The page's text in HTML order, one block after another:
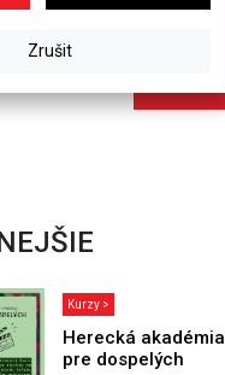
Kurzy >
Herecká akadémia
pre dospelých